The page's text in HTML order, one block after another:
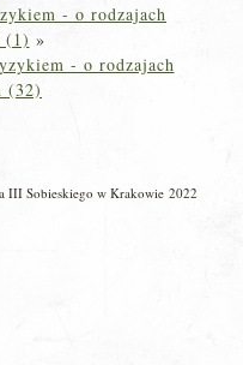
- o rodzajach
(1) »
- o rodzajach
(32)
III Sobieskiego w Krakowie 2022